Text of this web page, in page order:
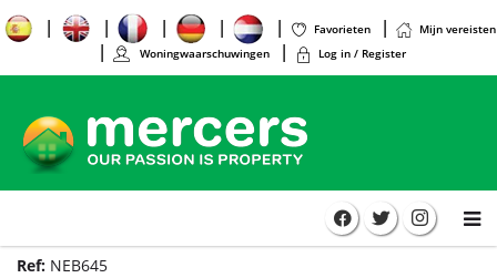
Favorieten
Mijn vereisten
Woningwaarschuwingen
Log in / Register
Ref: NEB645